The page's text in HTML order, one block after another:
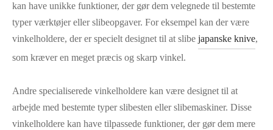
kan have unikke funktioner, der gør dem velegnede til bestemte
typer værktøjer eller slibeopgaver. For eksempel kan der være
vinkelholdere, der er specielt designet til at slibe japanske knive,
som kræver en meget præcis og skarp vinkel.
Andre specialiserede vinkelholdere kan være designet til at
arbejde med bestemte typer slibesten eller slibemaskiner. Disse
vinkelholdere kan have tilpassede funktioner, der gør dem mere